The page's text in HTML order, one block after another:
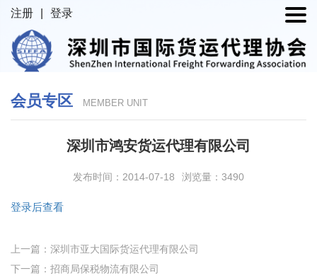
注册 登录
会员专区 MEMBER UNIT
深圳市鸿安货运代理有限公司
发布时间：2014-07-18 浏览量：3490
登录后查看
上一篇：深圳市亚大国际货运代理有限公司
下一篇：招商局保税物流有限公司